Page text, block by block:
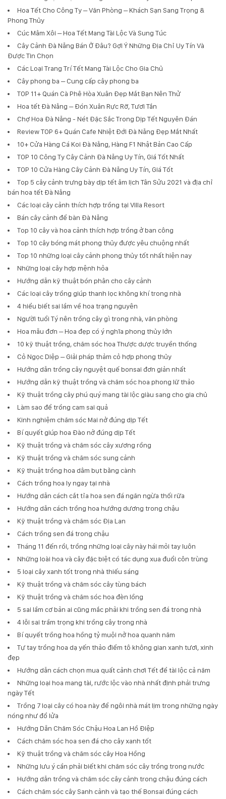
Hoa Tết Cho Công Ty – Văn Phòng – Khách Sạn Sang Trọng &
Phong Thủy
Cúc Mâm Xôi – Hoa Tết Mang Tài Lộc Và Sung Túc
Cây Cảnh Đà Nẵng Bán Ở Đâu? Gợi Ý Những Địa Chỉ Uy Tín Và
Được Tin Chọn
Các Loại Trang Trí Tết Mang Tài Lộc Cho Gia Chủ
Cây phong ba – Cung cấp cây phong ba
TOP 11+ Quán Cà Phê Hòa Xuân Đẹp Mắt Bạn Nên Thử
Hoa tết Đà Nẵng – Đón Xuân Rực Rỡ, Tươi Tắn
Chợ Hoa Đà Nẵng - Nét Đặc Sắc Trong Dịp Tết Nguyên Đán
Review TOP 6+ Quán Cafe Nhiệt Đới Đà Nẵng Đẹp Mắt Nhất
10+ Cửa Hàng Cá Koi Đà Nẵng, Hàng F1 Nhật Bản Cao Cấp
TOP 10 Công Ty Cây Cảnh Đà Nẵng Uy Tín, Giá Tốt Nhất
TOP 10 Cửa Hàng Cây Cảnh Đà Nẵng Uy Tín, Giá Tốt
Top 5 cây cảnh trưng bày dịp tết âm lịch Tân Sửu 2021 và địa chỉ
bán hoa tết Đà Nẵng
Các loại cây cảnh thích hợp trồng tại Villa Resort
Bán cây cảnh để bàn Đà Nẵng
Top 10 cây và hoa cảnh thích hợp trồng ở ban công
Top 10 cây bóng mát phong thủy được yêu chuộng nhất
Top 10 những loại cây cảnh phong thủy tốt nhất hiện nay
Những loại cây hợp mệnh hỏa
Hướng dẫn kỹ thuật bón phân cho cây cảnh
Các loại cây trồng giúp thanh lọc không khí trong nhà
4 hiểu biết sai lầm về hoa trạng nguyên
Người tuổi Tý nên trồng cây gì trong nhà, văn phòng
Hoa mẫu đơn – Hoa đẹp có ý nghĩa phong thủy lớn
10 kỹ thuật trồng, chăm sóc hoa Thược dược truyền thống
Cỏ Ngọc Diệp – Giải pháp thảm cỏ hợp phong thủy
Hướng dẫn trồng cây nguyệt quế bonsai đơn giản nhất
Hướng dẫn kỹ thuật trồng và chăm sóc hoa phong lữ thảo
Kỹ thuật trồng cây phú quý mang tài lộc giàu sang cho gia chủ
Làm sao để trồng cam sai quả
Kinh nghiệm chăm sóc Mai nở đúng dịp Tết
Bí quyết giúp hoa Đào nở đúng dịp Tết
Kỹ thuật trồng và chăm sóc cây xương rồng
Kỹ thuật trồng và chăm sóc sung cảnh
Kỹ thuật trồng hoa dâm bụt bằng cành
Cách trồng hoa ly ngay tại nhà
Hướng dẫn cách cắt tỉa hoa sen đá ngăn ngừa thối rữa
Hướng dẫn cách trồng hoa hướng dương trong chậu
Kỹ thuật trồng và chăm sóc Địa Lan
Cách trồng sen đá trong chậu
Tháng 11 đến rồi, trồng những loại cây này hái mỏi tay luôn
Những loài hoa và cây đặc biệt có tác dụng xua đuổi côn trùng
5 loại cây xanh tốt trong nhà thiếu sáng
Kỹ thuật trồng và chăm sóc cây tùng bách
Kỹ thuật trồng và chăm sóc hoa đèn lồng
5 sai lầm cơ bản ai cũng mắc phải khi trồng sen đá trong nhà
4 lỗi sai trầm trọng khi trồng cây trong nhà
Bí quyết trồng hoa hồng tỷ muội nở hoa quanh năm
Tự tay trồng hoa dạ yến thảo điểm tô không gian xanh tươi, xinh
đẹp
Hướng dẫn cách chọn mua quất cảnh chơi Tết để tài lộc cả năm
Những loại hoa mang tài, rước lộc vào nhà nhất định phải trưng
ngày Tết
Trồng 7 loại cây có hoa này để ngôi nhà mát lịm trong những ngày
nóng như đổ lửa
Hướng Dẫn Chăm Sóc Chậu Hoa Lan Hồ Điệp
Cách chăm sóc hoa sen đá cho cây xanh tốt
Kỹ thuật trồng và chăm sóc cây Hoa Hồng
Những lưu ý cần phải biết khi chăm sóc cây trồng trong nước
Hướng dẫn trồng và chăm sóc cây cảnh trong chậu đúng cách
Cách chăm sóc cây Sanh cảnh và tạo thế Bonsai đúng cách